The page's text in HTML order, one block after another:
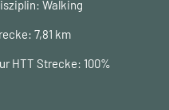
Walking
7,81 km
HTT Strecke: 100%